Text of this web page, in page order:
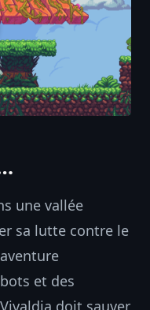
une vallée
sa lutte contre le
et des
doit sauver